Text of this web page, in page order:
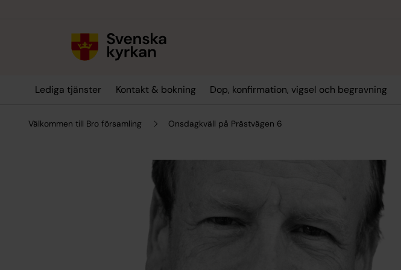
Lediga tjänster Kontakt & bokning Dop, konfirmation, vigsel och begravning
Välkommen till Bro församling Onsdagkväll på Prästvägen 6